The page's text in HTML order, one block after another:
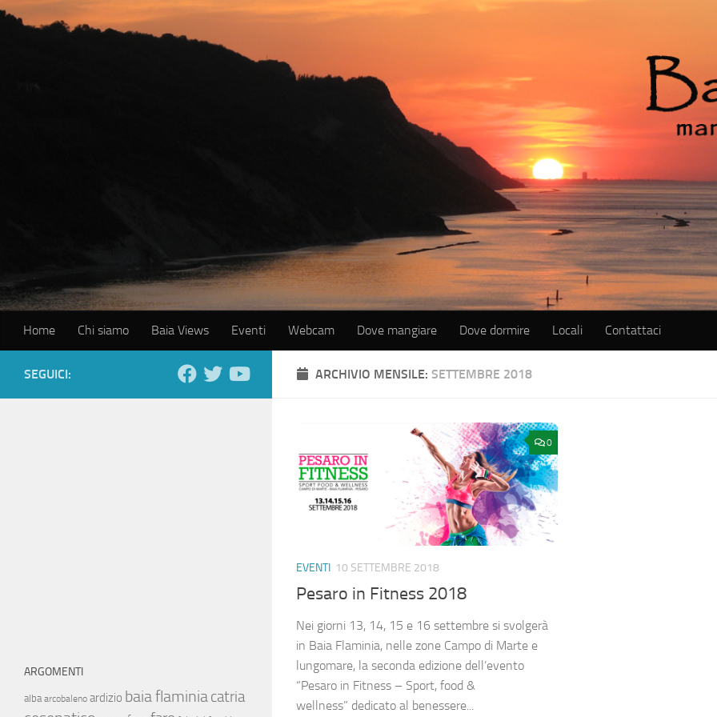
Salta al contenuto
Home Chi siamo Baia Views Eventi Webcam Dove mangiare Dove dormire Locali Contattaci
ARCHIVIO MENSILE: SETTEMBRE 2018
0
EVENTI 10 SETTEMBRE 2018
Pesaro in Fitness 2018
Nei giorni 13, 14, 15 e 16 settembre si svolgerà
in Baia Flaminia, nelle zone Campo di Marte e
lungomare, la seconda edizione dell’evento
“Pesaro in Fitness – Sport, food &
wellness” dedicato al benessere...
SEGUICI:
ARGOMENTI
alba arcobaleno ardizio baia flaminia catria